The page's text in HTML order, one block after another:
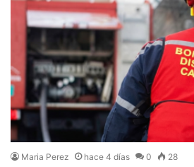
Maria Perez hace 4 días 0 28